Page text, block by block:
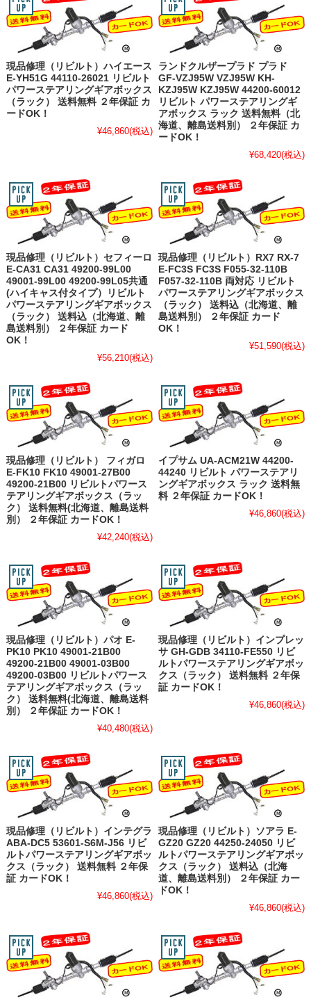
現品修理（リビルト）ハイエース
E-YH51G 44110-26021 リビルト
パワーステアリングギアボックス
（ラック） 送料無料 ２年保証 カ
ードOK！
¥46,860(税込)
ランドクルザープラド プラド
GF-VZJ95W VZJ95W KH-
KZJ95W KZJ95W 44200-60012
リビルト パワーステアリングギ
アボックス ラック 送料無料（北
海道、離島送料別） ２年保証 カ
ードOK！
¥68,420(税込)
現品修理（リビルト）セフィーロ
E-CA31 CA31 49200-99L00
49001-99L00 49200-99L05共通
(ハイキャス付タイプ）リビルト
パワーステアリングギアボックス
（ラック） 送料込（北海道、離
島送料別） ２年保証 カード
OK！
¥56,210(税込)
現品修理（リビルト）RX7 RX-7
E-FC3S FC3S F055-32-110B
F057-32-110B 両対応 リビルト
パワーステアリングギアボックス
（ラック） 送料込（北海道、離
島送料別） ２年保証 カード
OK！
¥51,590(税込)
現品修理（リビルト） フィガロ
E-FK10 FK10 49001-27B00
49200-21B00 リビルトパワース
テアリングギアボックス（ラッ
ク） 送料無料(北海道、離島送料
別） ２年保証 カードOK！
¥42,240(税込)
イプサム UA-ACM21W 44200-
44240 リビルト パワーステアリ
ングギアボックス ラック 送料無
料 ２年保証 カードOK！
¥46,860(税込)
現品修理（リビルト）パオ E-
PK10 PK10 49001-21B00
49200-21B00 49001-03B00
49200-03B00 リビルトパワース
テアリングギアボックス（ラッ
ク） 送料無料(北海道、離島送料
別） ２年保証 カードOK！
¥40,480(税込)
現品修理（リビルト）インプレッ
サ GH-GDB 34110-FE550 リビ
ルトパワーステアリングギアボッ
クス（ラック） 送料無料 ２年保
証 カードOK！
¥46,860(税込)
現品修理（リビルト）インテグラ
ABA-DC5 53601-S6M-J56 リビ
ルトパワーステアリングギアボッ
クス（ラック） 送料無料 ２年保
証 カードOK！
¥46,860(税込)
現品修理（リビルト）ソアラ E-
GZ20 GZ20 44250-24050 リビ
ルトパワーステアリングギアボッ
クス（ラック） 送料込（北海
道、離島送料別） ２年保証 カー
ドOK！
¥46,860(税込)